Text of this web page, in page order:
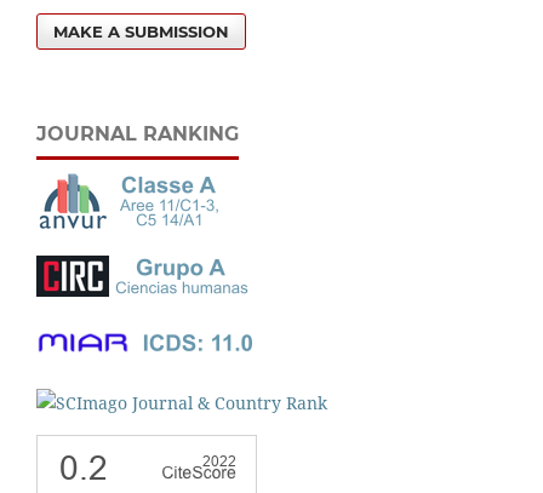
MAKE A SUBMISSION
JOURNAL RANKING